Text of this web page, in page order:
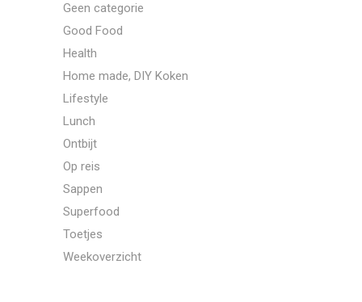
Geen categorie
Good Food
Health
Home made, DIY Koken
Lifestyle
Lunch
Ontbijt
Op reis
Sappen
Superfood
Toetjes
Weekoverzicht